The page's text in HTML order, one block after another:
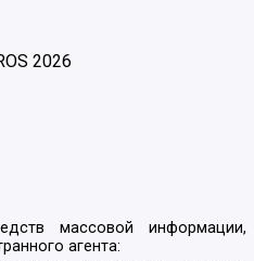
2026
массовой информации,
агента: